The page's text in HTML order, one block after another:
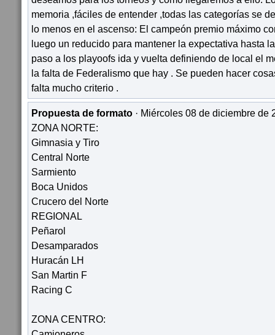
memoria ,fáciles de entender ,todas las categorías se
lo menos en el ascenso: El campeón premio máximo
luego un reducido para mantener la expectativa hasta
paso a los playoofs ida y vuelta definiendo de local el
la falta de Federalismo que hay . Se pueden hacer
falta mucho criterio .
Propuesta de formato · Miércoles 08 de diciembre de
ZONA NORTE:
Gimnasia y Tiro
Central Norte
Sarmiento
Boca Unidos
Crucero del Norte
REGIONAL
Peñarol
Desamparados
Huracán LH
San Martin F
Racing C
ZONA CENTRO: